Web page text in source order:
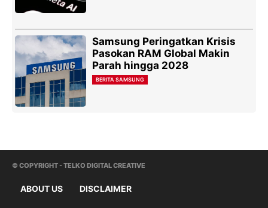
Samsung Peringatkan Krisis
Pasokan RAM Global Makin
Parah hingga 2028
BERITA SAMSUNG
© COPYRIGHT - TELKO DIGITAL CREATIVE
ABOUT US DISCLAIMER